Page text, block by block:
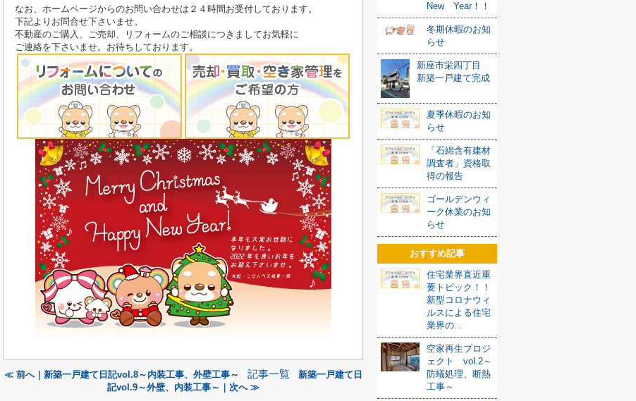
なお、ホームページからのお問い合わせは２４時間お受付しております。
下記よりお問合せ下さいませ。
不動産のご購入、ご売却、リフォームのご相談につきましてお気軽に
ご連絡を下さいませ。 お待ちしております。
≪ 前へ｜新築一戸建て日記vol.8～内装工事、外壁工事～ 記事一覧
新築一戸建て日
記vol.9～外壁、内装工事～｜次へ ≫
New Year！！
冬期休暇のお知
らせ
新座市栄四丁目
新築一戸建て完成
夏季休暇のお知
らせ
「石綿含有建材
調査者」資格取
得の報告
ゴールデンウィ
ーク休業のお知
らせ
おすすめ記事
住宅業界直近重
要トピック！！
新型コロナウィ
ルスによる住宅
業界の...
空家再生プロジ
ェクト vol.2～
防蟻処理、断熱
工事～